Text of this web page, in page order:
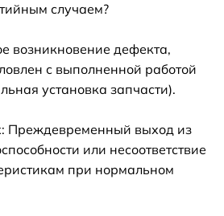
случаем?
возникновение дефекта,
с выполненной работой
установка запчасти).
Преждевременный выход из
или несоответствие
при нормальном